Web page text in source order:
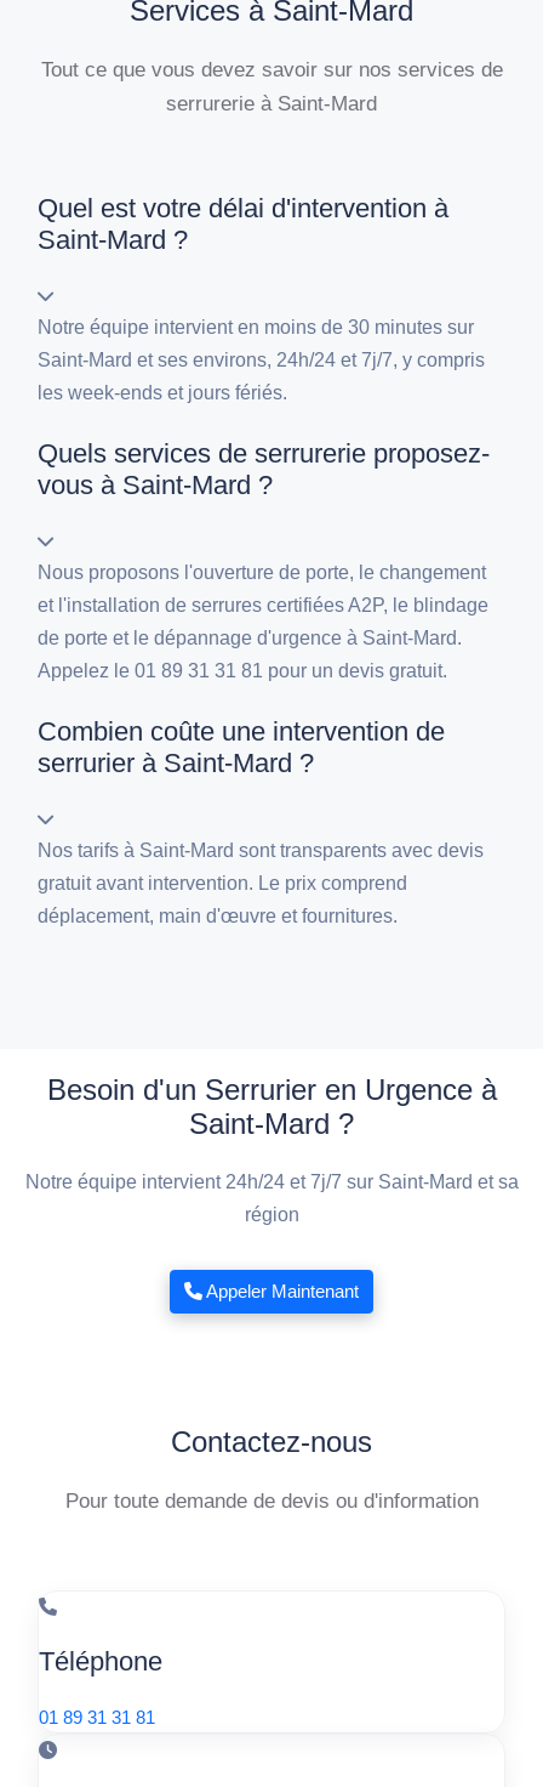
Services à Saint-Mard
Tout ce que vous devez savoir sur nos services de
serrurerie à Saint-Mard
Quel est votre délai d'intervention à
Saint-Mard ?
Notre équipe intervient en moins de 30 minutes sur
Saint-Mard et ses environs, 24h/24 et 7j/7, y compris
les week-ends et jours fériés.
Quels services de serrurerie proposez-
vous à Saint-Mard ?
Nous proposons l'ouverture de porte, le changement
et l'installation de serrures certifiées A2P, le blindage
de porte et le dépannage d'urgence à Saint-Mard.
Appelez le 01 89 31 31 81 pour un devis gratuit.
Combien coûte une intervention de
serrurier à Saint-Mard ?
Nos tarifs à Saint-Mard sont transparents avec devis
gratuit avant intervention. Le prix comprend
déplacement, main d'œuvre et fournitures.
Besoin d'un Serrurier en Urgence à
Saint-Mard ?
Notre équipe intervient 24h/24 et 7j/7 sur Saint-Mard et sa
région
Appeler Maintenant
Contactez-nous
Pour toute demande de devis ou d'information
Téléphone
01 89 31 31 81